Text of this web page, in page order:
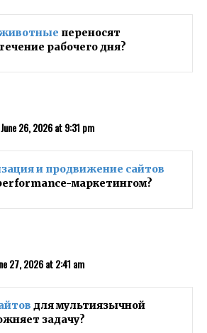
переносят
рабочего дня?
26, 2026 at 9:31 pm
и продвижение сайтов
маркетингом?
27, 2026 at 2:41 am
для мультиязычной
задачу?